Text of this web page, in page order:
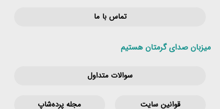
تماس با ما
میزبان صدای گرمتان هستیم
سوالات متداول
قوانین‌ سایت مجله پرده‌شاپ